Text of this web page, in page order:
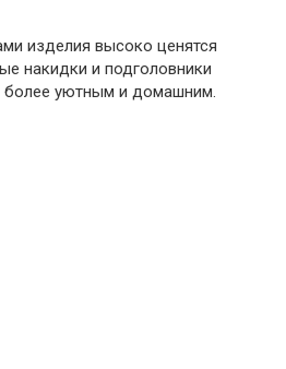
изделия высоко ценятся
накидки и подголовники
уютным и домашним.